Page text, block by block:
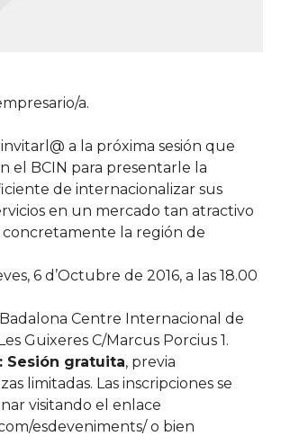
a.
a la próxima sesión que
el BCIN para presentarle la
de internacionalizar sus
en un mercado tan atractivo
concretamente la región de
6 d’Octubre de 2016, a las 18.00
Badalona Centre Internacional de
Guixeres C/Marcus Porcius 1.
Sesión gratuita, previa
limitadas. Las inscripciones se
visitando el enlace
esdeveniments/ o bien